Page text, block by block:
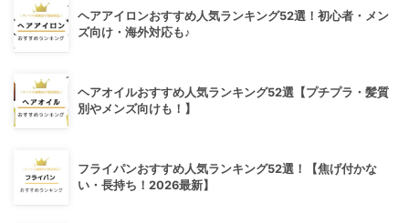
ヘアアイロンおすすめ人気ランキング52選！初心者・メン
ズ向け・海外対応も♪
ヘアオイルおすすめ人気ランキング52選【プチプラ・髪質
別やメンズ向けも！】
フライパンおすすめ人気ランキング52選！【焦げ付かな
い・長持ち！2026最新】